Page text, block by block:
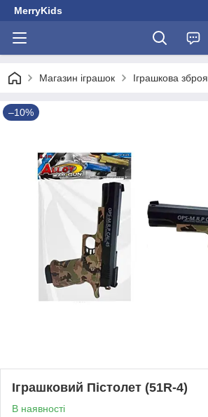
MerryKids
Магазин іграшок Іграшкова зброя
–10%
Іграшковий Пістолет (51R-4)
В наявності